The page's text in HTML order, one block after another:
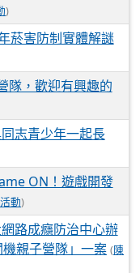
)
菸害防制實體解謎
隊，歡迎有興趣的
同志青少年一起長
ON！遊戲開發
動)
路成癮防治中心辦
親子營隊」一案 (陳